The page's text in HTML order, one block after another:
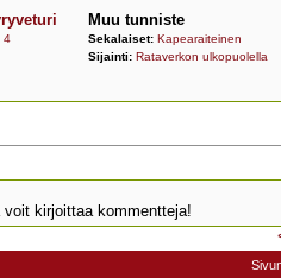
4
Muu tunniste
Sekalaiset: Kapearaiteinen
Sijainti: Rataverkon ulkopuolella
voit kirjoittaa kommentteja!